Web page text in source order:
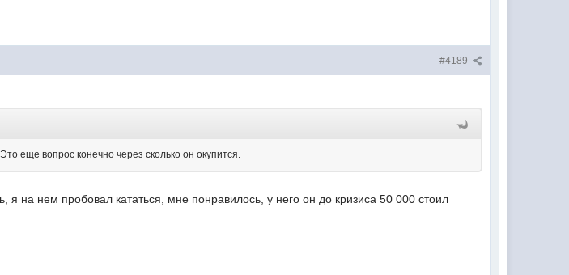
#4189
еще вопрос конечно через сколько он окупится.
я на нем пробовал кататься, мне понравилось, у него он до кризиса 50 000 стоил